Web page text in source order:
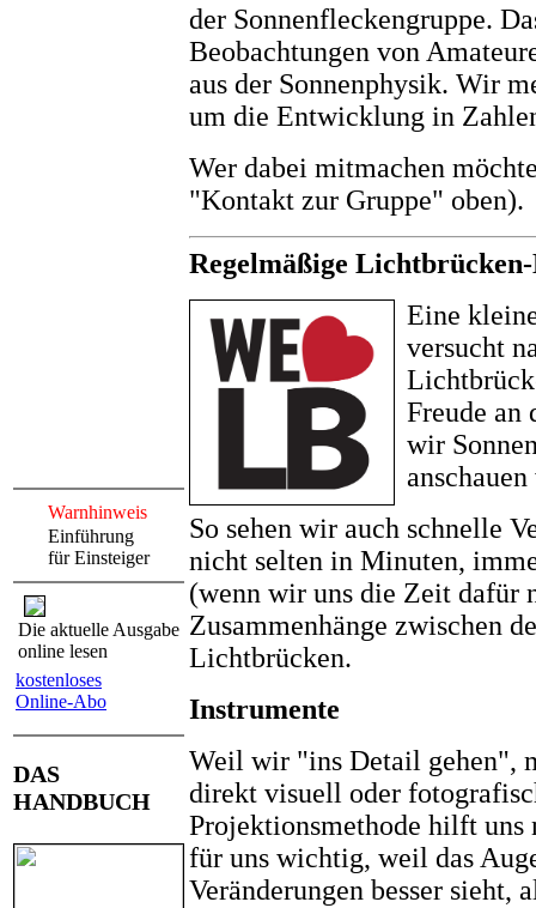
Warnhinweis
Einführung
für Einsteiger
Die aktuelle Ausgabe
online lesen
kostenloses
Online-Abo
DAS
HANDBUCH
der Sonnenfleckengruppe.
Beobachtungen von
aus der Sonnenphysik. Wir
um die Entwicklung in
Wer dabei mitmachen
"Kontakt zur Gruppe" oben).
Regelmäßige
Eine
versucht
Freude an
wir
So sehen wir auch schnelle
nicht selten in Minuten,
(wenn wir uns die Zeit dafür
Zusammenhänge zwischen
Lichtbrücken.
Instrumente
Weil wir "ins Detail gehen",
direkt visuell oder
Projektionsmethode hilft
für uns wichtig, weil das
Veränderungen besser sieht,